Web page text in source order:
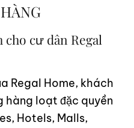
cư dân Regal
Regal Home, khách
hàng loạt đặc quyền
Hotels, Malls,